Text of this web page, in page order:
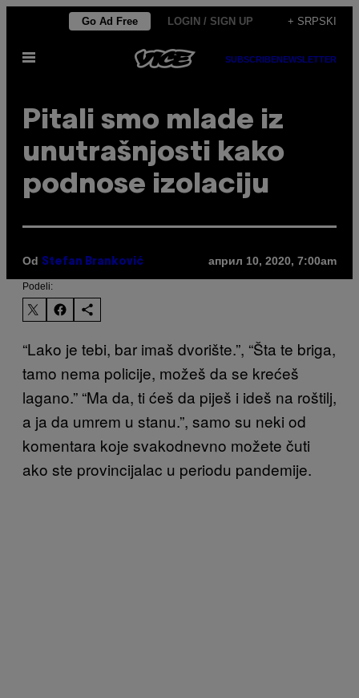
садржај
Go Ad Free LOGIN / SIGN UP + SRPSKI
Otvori
SUBSCRIBENEWSLETTER
Pitali smo mlade iz
unutrašnjosti kako
podnose izolaciju
Od Stefan Branković април 10, 2020, 7:00am
Podeli:
“Lako je tebi, bar imaš dvorište.”, “Šta te briga,
tamo nema policije, možeš da se krećeš
lagano.” “Ma da, ti ćeš da piješ i ideš na roštilj,
a ja da umrem u stanu.”, samo su neki od
komentara koje svakodnevno možete čuti
ako ste provincijalac u periodu pandemije.